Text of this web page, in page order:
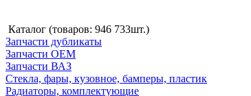
Каталог (товаров: 946 733шт.)
Запчасти дубликаты
Запчасти ОЕМ
Запчасти ВАЗ
Стекла, фары, кузовное, бамперы, пластик
Радиаторы, комплектующие